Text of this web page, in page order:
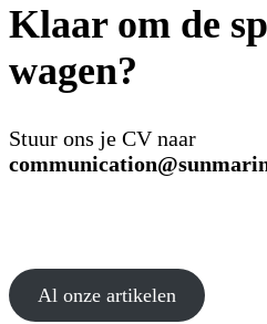
Klaar om de
wagen?
Stuur ons je CV naar
Al onze artikelen